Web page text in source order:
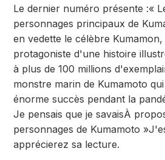
Le dernier numéro présente :«
personnages principaux de
en vedette le célèbre
protagoniste d'une histoire
à plus de 100 millions
monstre marin de Kumamoto
énorme succès pendant la
Je pensais que je savaisÀ
personnages de Kumamoto »
apprécierez sa lecture.